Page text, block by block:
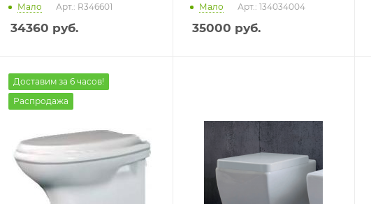
Мало Арт.: R346601
34360 руб.
Мало Арт.: 134034004
35000 руб.
Доставим за 6 часов!
Распродажа